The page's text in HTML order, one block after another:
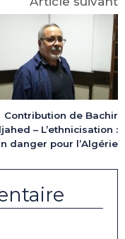
Contribution de Bachir
– L’ethnicisation :
danger pour l’Algérie